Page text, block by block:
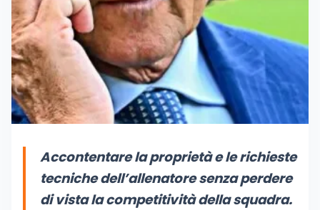
Accontentare la proprietà e le richieste
tecniche dell’allenatore senza perdere
di vista la competitività della squadra.